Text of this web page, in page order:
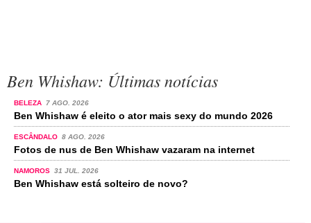
Ben Whishaw: Últimas notícias
BELEZA 7 AGO. 2026
Ben Whishaw é eleito o ator mais sexy do mundo 2026
ESCÂNDALO 8 AGO. 2026
Fotos de nus de Ben Whishaw vazaram na internet
NAMOROS 31 JUL. 2026
Ben Whishaw está solteiro de novo?